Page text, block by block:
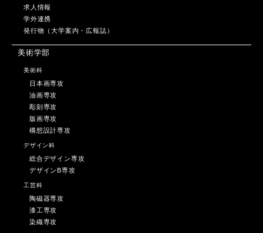
求人情報
学外連携
発行物（大学案内・広報誌）
美術学部
美術科
日本画専攻
油画専攻
彫刻専攻
版画専攻
構想設計専攻
デザイン科
総合デザイン専攻
デザインB専攻
工芸科
陶磁器専攻
漆工専攻
染織専攻